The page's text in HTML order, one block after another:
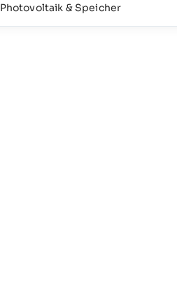
Photovoltaik & Speicher